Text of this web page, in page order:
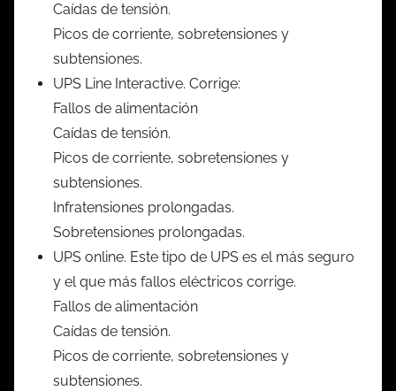
Caídas de tensión.
Picos de corriente, sobretensiones y
subtensiones.
UPS Line Interactive. Corrige:
Fallos de alimentación
Caídas de tensión.
Picos de corriente, sobretensiones y
subtensiones.
Infratensiones prolongadas.
Sobretensiones prolongadas.
UPS online. Este tipo de UPS es el más seguro
y el que más fallos eléctricos corrige.
Fallos de alimentación
Caídas de tensión.
Picos de corriente, sobretensiones y
subtensiones.